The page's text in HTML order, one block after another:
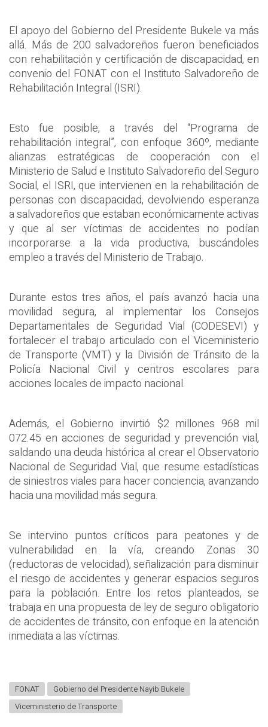
El apoyo del Gobierno del Presidente Bukele va más
allá. Más de 200 salvadoreños fueron beneficiados
con rehabilitación y certificación de discapacidad, en
convenio del FONAT con el Instituto Salvadoreño de
Rehabilitación Integral (ISRI).
Esto fue posible, a través del “Programa de
rehabilitación integral”, con enfoque 360º, mediante
alianzas estratégicas de cooperación con el
Ministerio de Salud e Instituto Salvadoreño del Seguro
Social, el ISRI, que intervienen en la rehabilitación de
personas con discapacidad, devolviendo esperanza
a salvadoreños que estaban económicamente activas
y que al ser víctimas de accidentes no podían
incorporarse a la vida productiva, buscándoles
empleo a través del Ministerio de Trabajo.
Durante estos tres años, el país avanzó hacia una
movilidad segura, al implementar los Consejos
Departamentales de Seguridad Vial (CODESEVI) y
fortalecer el trabajo articulado con el Viceministerio
de Transporte (VMT) y la División de Tránsito de la
Policía Nacional Civil y centros escolares para
acciones locales de impacto nacional.
Además, el Gobierno invirtió $2 millones 968 mil
072.45 en acciones de seguridad y prevención vial,
saldando una deuda histórica al crear el Observatorio
Nacional de Seguridad Vial, que resume estadísticas
de siniestros viales para hacer conciencia, avanzando
hacia una movilidad más segura.
Se intervino puntos críticos para peatones y de
vulnerabilidad en la vía, creando Zonas 30
(reductoras de velocidad), señalización para disminuir
el riesgo de accidentes y generar espacios seguros
para la población. Entre los retos planteados, se
trabaja en una propuesta de ley de seguro obligatorio
de accidentes de tránsito, con enfoque en la atención
inmediata a las víctimas.
FONAT
Gobierno del Presidente Nayib Bukele
Viceministerio de Transporte